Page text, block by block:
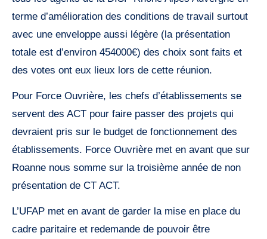
terme d’amélioration des conditions de travail surtout
avec une enveloppe aussi légère (la présentation
totale est d’environ 454000€) des choix sont faits et
des votes ont eux lieux lors de cette réunion.
Pour Force Ouvrière, les chefs d’établissements se
servent des ACT pour faire passer des projets qui
devraient pris sur le budget de fonctionnement des
établissements. Force Ouvrière met en avant que sur
Roanne nous somme sur la troisième année de non
présentation de CT ACT.
L’UFAP met en avant de garder la mise en place du
cadre paritaire et redemande de pouvoir être